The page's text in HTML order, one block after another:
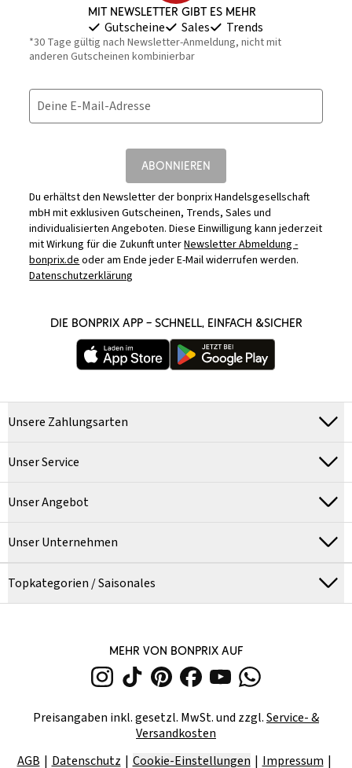
Mit Newsletter gibt es mehr
Gutscheine Sales Trends
*30 Tage gültig nach Newsletter-Anmeldung, nicht mit
anderen Gutscheinen kombinierbar
Deine E-Mail-Adresse
ABONNIEREN
Du erhältst den Newsletter der bonprix Handelsgesellschaft
mbH mit exklusiven Gutscheinen, Trends, Sales und
individualisierten Angeboten. Diese Einwilligung kann jederzeit
mit Wirkung für die Zukunft unterNewsletter Abmeldung -
bonprix.deoder am Ende jeder E-Mail widerrufen werden.
Datenschutzerklärung
DIE BONPRIX APP – SCHNELL, EINFACH &SICHER
Unsere Zahlungsarten
Unser Service
Unser Angebot
Unser Unternehmen
Topkategorien / Saisonales
MEHR VON BONPRIX AUF
Preisangaben inkl. gesetzl. MwSt. und zzgl.Service- &
Versandkosten
AGB
Datenschutz Cookie-Einstellungen Impressum